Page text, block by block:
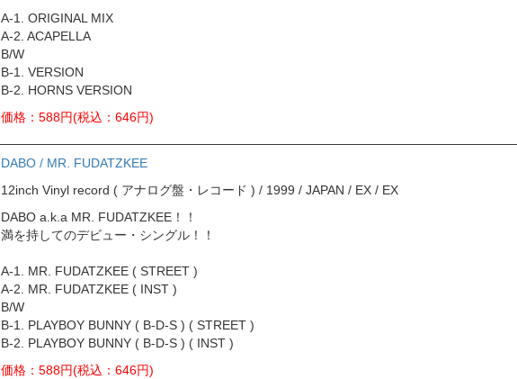
A-1. ORIGINAL MIX
A-2. ACAPELLA
B/W
B-1. VERSION
B-2. HORNS VERSION
価格：588円(税込：646円)
DABO / MR. FUDATZKEE
12inch Vinyl record ( アナログ盤・レコード ) / 1999 / JAPAN / EX / EX
DABO a.k.a MR. FUDATZKEE！！
満を持してのデビュー・シングル！！
A-1. MR. FUDATZKEE ( STREET )
A-2. MR. FUDATZKEE ( INST )
B/W
B-1. PLAYBOY BUNNY ( B-D-S ) ( STREET )
B-2. PLAYBOY BUNNY ( B-D-S ) ( INST )
価格：588円(税込：646円)